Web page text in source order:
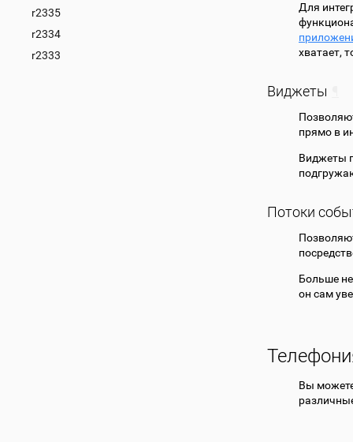
r2335
r2334
r2333
Для
хватает,
Виджеты
прямо в
Виджеты
Потоки
Больше
он сам
Вы